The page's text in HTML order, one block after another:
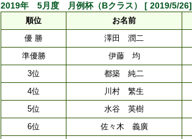
2019年 5月度 月例杯（Bクラス） [ 2019/5/26]
順位 お名前
優 勝
澤田 潤二
準優勝
伊藤 均
3位
都築 純二
4位
川村 繁生
5位
水谷 英樹
6位
佐々木 義廣